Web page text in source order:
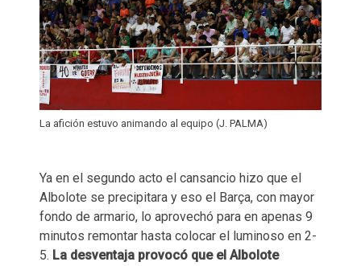
La afición estuvo animando al equipo (J. PALMA)
Ya en el segundo acto el cansancio hizo que el
Albolote se precipitara y eso el Barça, con mayor
fondo de armario, lo aprovechó para en apenas 9
minutos remontar hasta colocar el luminoso en 2-
5. La desventaja provocó que el Albolote